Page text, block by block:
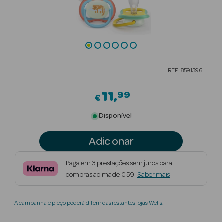
Beauty Season
Beauty Season
REF: 8591396
€11 99
Disponível
Adicionar
Paga em 3 prestações sem juros para
compras acima de € 59. Saber mais
A campanha e preço poderá diferir das restantes lojas Wells.